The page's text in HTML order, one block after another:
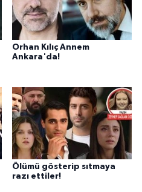
Orhan Kılıç Annem
Ankara'da!
Ölümü gösterip sıtmaya
razı ettiler!